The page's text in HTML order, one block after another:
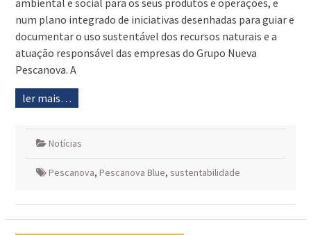
ambiental e social para os seus produtos e operações, e
num plano integrado de iniciativas desenhadas para guiar e
documentar o uso sustentável dos recursos naturais e a
atuação responsável das empresas do Grupo Nueva
Pescanova. A
ler mais…
Notícias
Pescanova, Pescanova Blue, sustentabilidade